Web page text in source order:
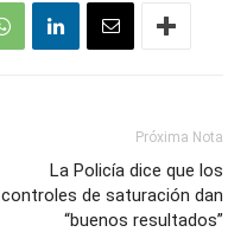
Próxima Nota
La Policía dice que los
controles de saturación dan
“buenos resultados”